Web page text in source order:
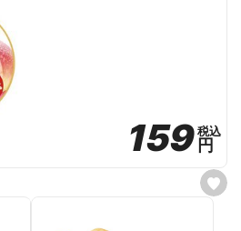
s
e
159
159税込
税込
円
円